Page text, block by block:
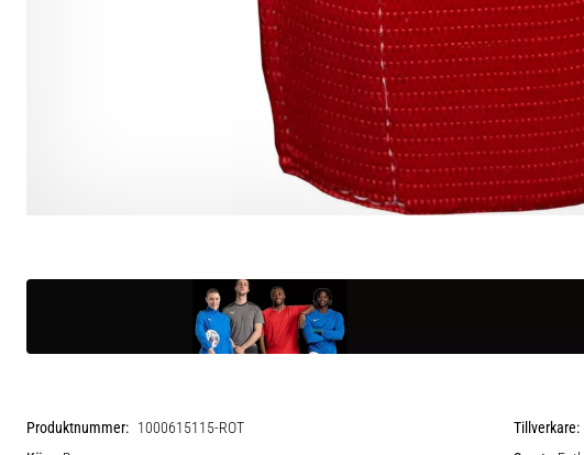
Produktnummer: 1000615115-ROT Tillverkare: